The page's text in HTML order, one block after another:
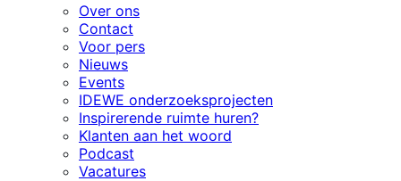
Over ons
Contact
Voor pers
Nieuws
Events
IDEWE onderzoeksprojecten
Inspirerende ruimte huren?
Klanten aan het woord
Podcast
Vacatures